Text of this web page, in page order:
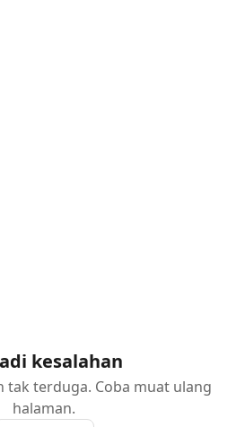
kesalahan
tak terduga. Coba muat ulang
halaman.